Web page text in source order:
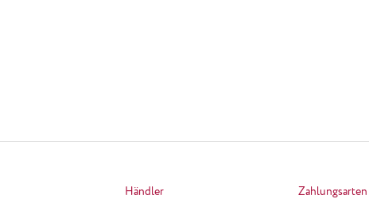
Händler Zahlungsarten